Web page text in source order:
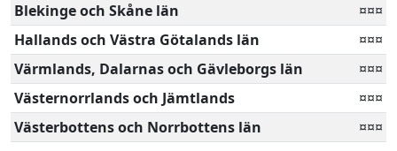
Blekinge och Skåne län
¤¤¤
Hallands och Västra Götalands län
¤¤¤
Värmlands, Dalarnas och Gävleborgs län
¤¤¤
Västernorrlands och Jämtlands
¤¤¤
Västerbottens och Norrbottens län
¤¤¤